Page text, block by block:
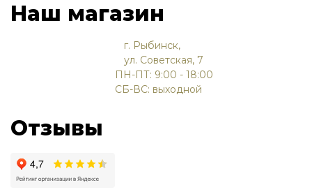
Наш магазин
г. Рыбинск,
ул. Советская, 7
ПН-ПТ: 9:00 - 18:00
СБ-ВС: выходной
Отзывы